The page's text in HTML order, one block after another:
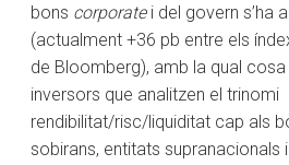
bons corporatei del govern s’ha
(actualment +36 pb entre els
de Bloomberg), amb la qual
inversors que analitzen el trinomi
rendibilitat/risc/liquiditat cap als
sobirans, entitats supranacionals